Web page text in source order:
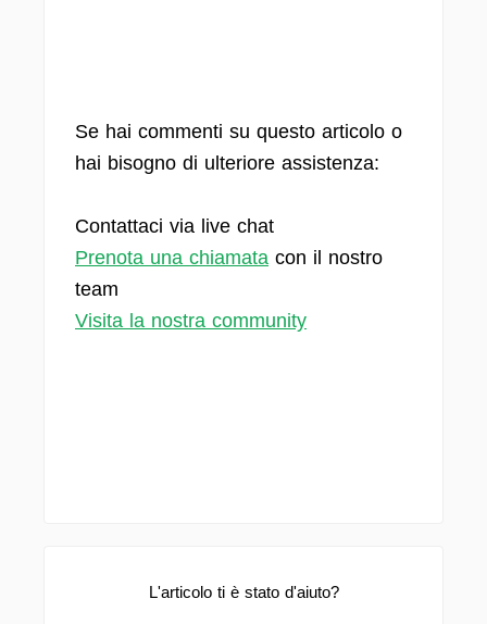
Se hai commenti su questo articolo o
hai bisogno di ulteriore assistenza:
Contattaci via live chat
Prenota una chiamata con il nostro
team
Visita la nostra community
L'articolo ti è stato d'aiuto?